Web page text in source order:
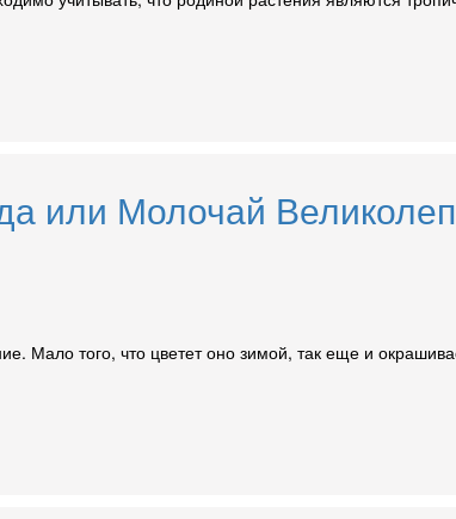
или Молочай
Мало того, что цветет оно зимой, так еще и